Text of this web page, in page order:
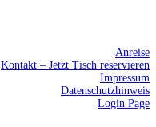
Anreise
Kontakt – Jetzt Tisch reservieren
Impressum
Datenschutzhinweis
Login Page